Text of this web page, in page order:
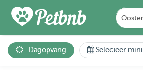
Dagopvang Selecteer